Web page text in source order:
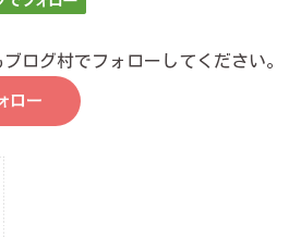
ログ村でフォローしてください。